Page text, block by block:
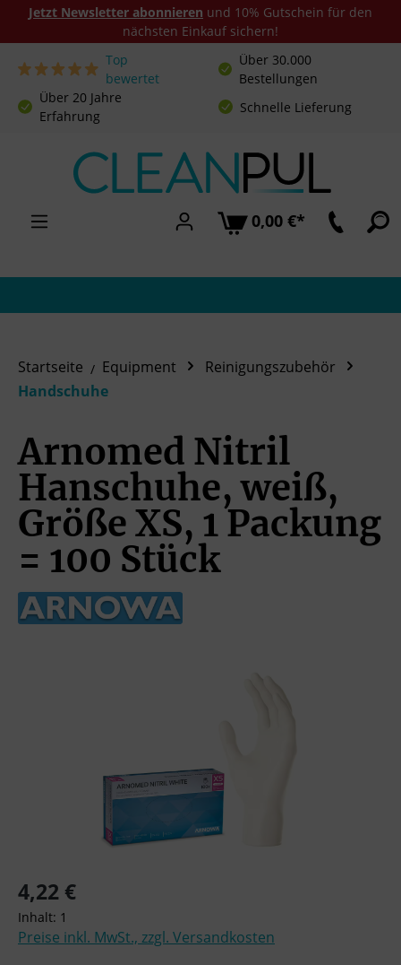
Zum Hauptinhalt springen
Top
bewertet
Über 30.000
Bestellungen
Über 20 Jahre
Erfahrung
Schnelle Lieferung
0,00 €*
Startseite Equipment
Reinigungszubehör
Handschuhe
Arnomed Nitril
Hanschuhe, weiß,
Größe XS, 1 Packung
= 100 Stück
Regulärer Preis:
4,22 €
Inhalt: 1
Preise inkl. MwSt., zzgl. Versandkosten
Jetzt Newsletter abonnieren und 10% Gutschein für den
nächsten Einkauf sichern!